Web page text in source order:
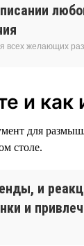
всех желающих
и как
для
столе.
и
и